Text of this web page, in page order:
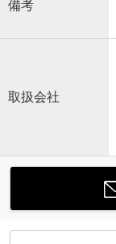
備考
取扱会社